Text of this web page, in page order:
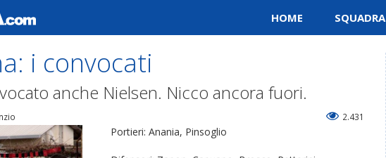
HOME SQUADRA
i convocati
anche Nielsen. Nicco ancora fuori.
2.431
Portieri: Anania, Pinsoglio